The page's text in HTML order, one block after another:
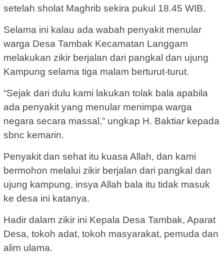
setelah sholat Maghrib sekira pukul 18.45 WIB.
Selama ini kalau ada wabah penyakit menular
warga Desa Tambak Kecamatan Langgam
melakukan zikir berjalan dari pangkal dan ujung
Kampung selama tiga malam berturut-turut.
“Sejak dari dulu kami lakukan tolak bala apabila
ada penyakit yang menular menimpa warga
negara secara massal,” ungkap H. Baktiar kepada
sbnc kemarin.
Penyakit dan sehat itu kuasa Allah, dan kami
bermohon melalui zikir berjalan dari pangkal dan
ujung kampung, insya Allah bala itu tidak masuk
ke desa ini katanya.
Hadir dalam zikir ini Kepala Desa Tambak, Aparat
Desa, tokoh adat, tokoh masyarakat, pemuda dan
alim ulama.